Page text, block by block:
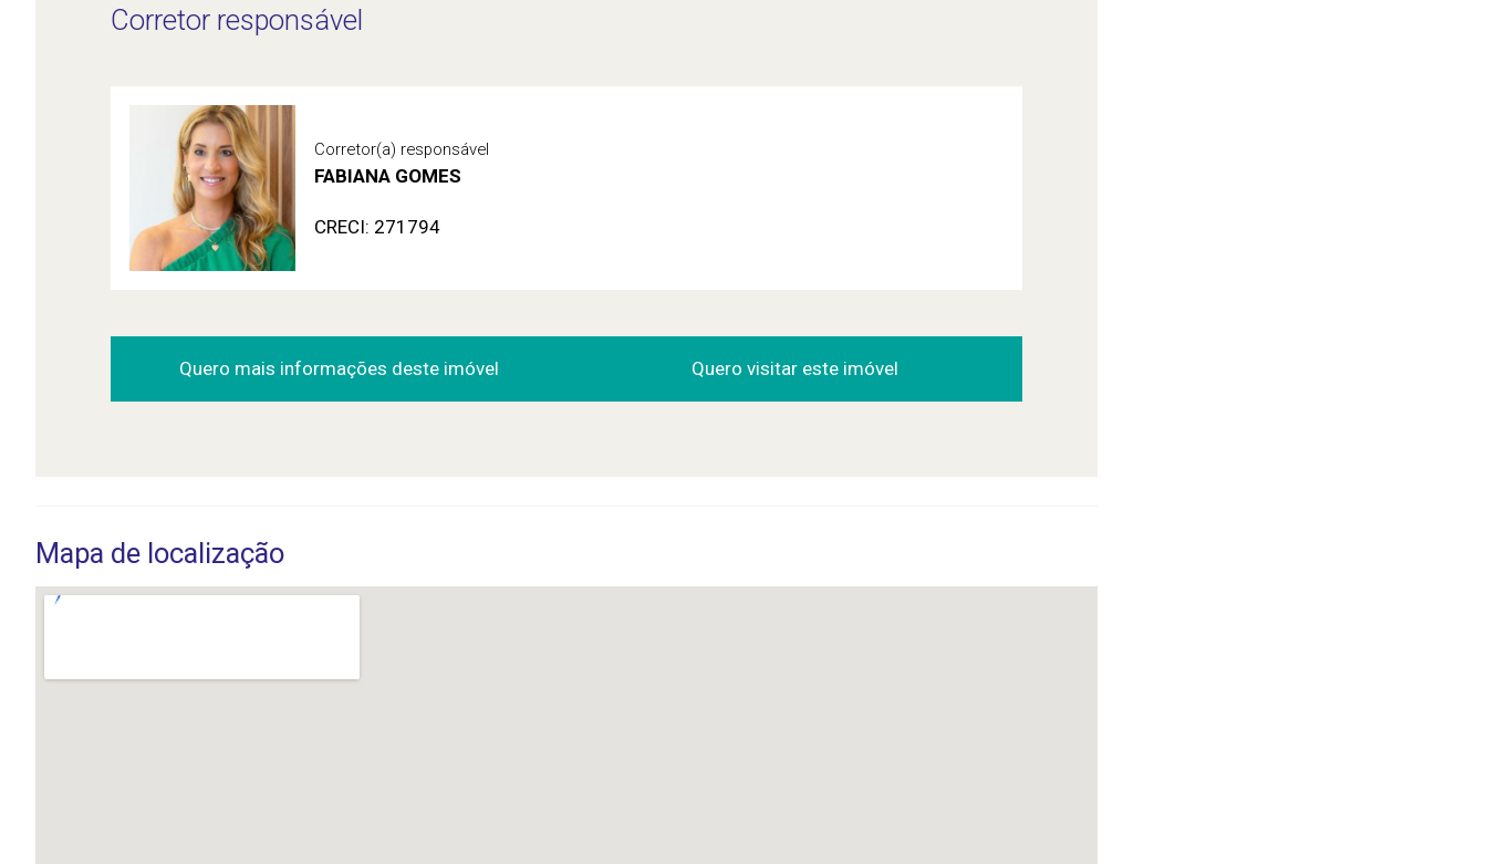
Corretor responsável
Corretor(a) responsável
FABIANA GOMES
CRECI: 271794
Quero mais informações deste imóvel Quero visitar este imóvel
Mapa de localização